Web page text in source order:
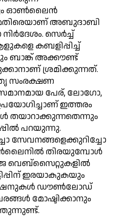
ഓണ്‍ലൈന്‍
അബുദാബി
സെര്‍ച്ച്
കബളിപ്പിച്ച്
ബാങ്ക് അക്കൗണ്ട്
ശ്രമിക്കുന്നത്.
സംരക്ഷണ
പേര്, ലോഗോ,
ഇത്തരം
തയാറാക്കുന്നതെന്നും
പറയുന്നു.
സേവനങ്ങളെക്കുറിച്ചോ
തിരയുമ്പോള്‍
വെബ്‌സൈറ്റുകളില്‍
ഇരയാകുകയും
ഡൗണ്‍ലോഡ്
മോഷ്ടിക്കാനും